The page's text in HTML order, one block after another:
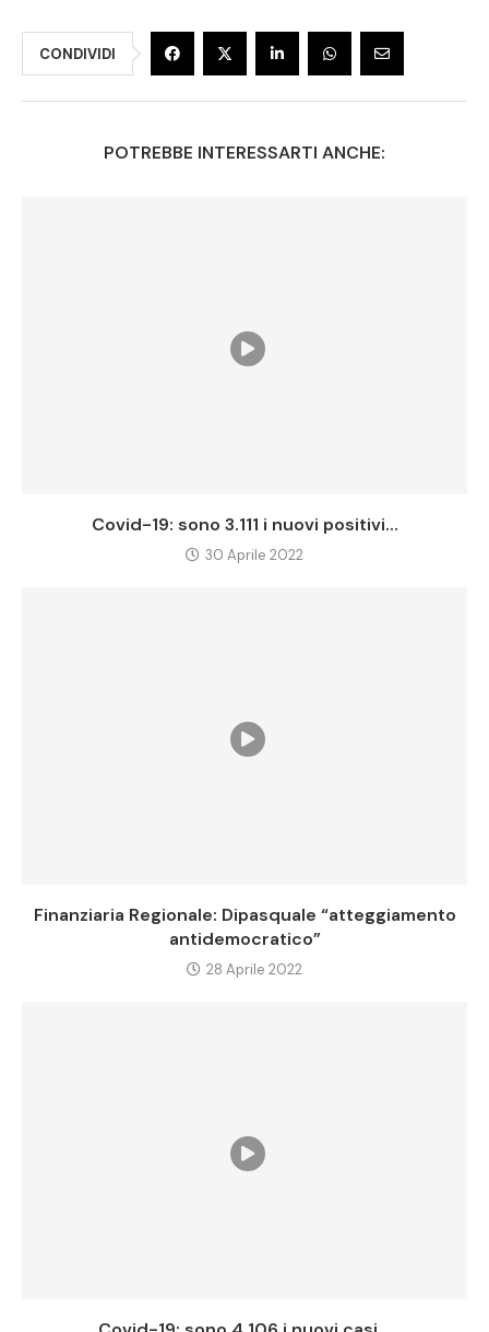
CONDIVIDI
POTREBBE INTERESSARTI ANCHE:
Covid-19: sono 3.111 i nuovi positivi...
30 Aprile 2022
Finanziaria Regionale: Dipasquale “atteggiamento
antidemocratico”
28 Aprile 2022